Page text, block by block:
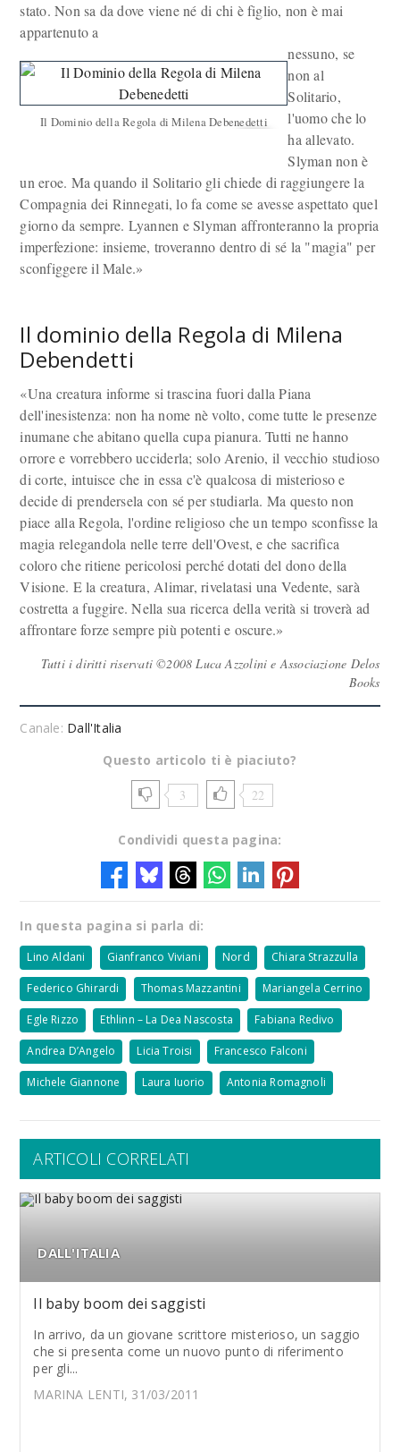
stato. Non sa da dove viene né di chi è figlio, non è mai
appartenuto a
Il Dominio della Regola di Milena Debenedetti
nessuno, se
non al
Solitario,
l'uomo che lo
ha allevato.
Slyman non è
un eroe. Ma quando il Solitario gli chiede di raggiungere la
Compagnia dei Rinnegati, lo fa come se avesse aspettato quel
giorno da sempre. Lyannen e Slyman affronteranno la propria
imperfezione: insieme, troveranno dentro di sé la "magia" per
sconfiggere il Male.»
Il dominio della Regola di Milena
Debendetti
«Una creatura informe si trascina fuori dalla Piana
dell'inesistenza: non ha nome nè volto, come tutte le presenze
inumane che abitano quella cupa pianura. Tutti ne hanno
orrore e vorrebbero ucciderla; solo Arenio, il vecchio studioso
di corte, intuisce che in essa c'è qualcosa di misterioso e
decide di prendersela con sé per studiarla. Ma questo non
piace alla Regola, l'ordine religioso che un tempo sconfisse la
magia relegandola nelle terre dell'Ovest, e che sacrifica
coloro che ritiene pericolosi perché dotati del dono della
Visione. E la creatura, Alimar, rivelatasi una Vedente, sarà
costretta a fuggire. Nella sua ricerca della verità si troverà ad
affrontare forze sempre più potenti e oscure.»
Tutti i diritti riservati ©2008 Luca Azzolini e Associazione Delos
Books
Canale: Dall'Italia
Questo articolo ti è piaciuto?
3 22
Condividi questa pagina:
In questa pagina si parla di:
Lino Aldani Gianfranco Viviani Nord Chiara Strazzulla
Federico Ghirardi Thomas Mazzantini Mariangela Cerrino
Egle Rizzo Ethlinn – La Dea Nascosta Fabiana Redivo
Andrea D’Angelo Licia Troisi Francesco Falconi
Michele Giannone Laura Iuorio Antonia Romagnoli
ARTICOLI CORRELATI
DALL'ITALIA
Il baby boom dei saggisti
In arrivo, da un giovane scrittore misterioso, un saggio
che si presenta come un nuovo punto di riferimento
per gli...
MARINA LENTI, 31/03/2011